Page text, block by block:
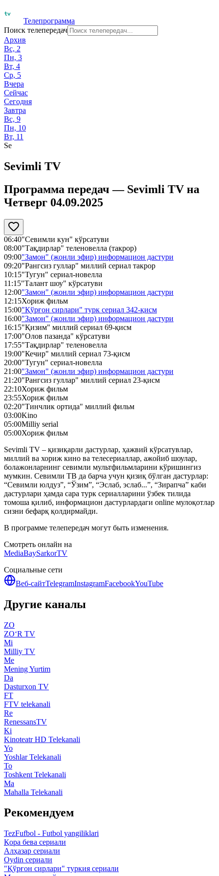
Телепрограмма
Поиск телепередач
Архив
Вс, 2
Пн, 3
Вт, 4
Ср, 5
Вчера
Сейчас
Сегодня
Завтра
Вс, 9
Пн, 10
Вт, 11
Se
Sevimli TV
Программа передач — Sevimli TV на
Четверг 04.09.2025
06:40"Севимли кун" кўрсатуви
08:00"Тақдирлар" теленовелла (такрор)
09:00"Замон" (жонли эфир) информацион дастури
09:20"Рангсиз гуллар" миллий сериал такрор
10:15"Тугун" сериал-новелла
11:15"Талант шоу" кўрсатуви
12:00"Замон" (жонли эфир) информацион дастури
12:15Хориж фильм
15:00"Қўрғон сирлари" турк сериал 342-қисм
16:00"Замон" (жонли эфир) информацион дастури
16:15"Қизим" миллий сериал 69-қисм
17:00"Олов пазанда" кўрсатуви
17:55"Тақдирлар" теленовелла
19:00"Кечир" миллий сериал 73-қисм
20:00"Тугун" сериал-новелла
21:00"Замон" (жонли эфир) информацион дастури
21:20"Рангсиз гуллар" миллий сериал 23-қисм
22:10Хориж фильм
23:55Хориж фильм
02:20"Тинчлик ортида" миллий фильм
03:00Kino
05:00Milliy serial
05:00Хориж фильм
Sevimli TV – қизиқарли дастурлар, ҳажвий кўрсатувлар,
миллий ва хориж кино ва телесериаллар, ажойиб шоулар,
болажонларнинг севимли мультфильмларини кўришингиз
мумкин. Севимли ТВ да барча учун қизиқ бўлган дастурлар:
“Севимли юлдуз”, “Ўзим”, “Эслаб, эслаб...”, “Зирапча” каби
дастурлари ҳамда сара турк сериалларини ўзбек тилида
томоша қилиб, информацион дастурлардаги online мулоқотлар
сизни бефарқ қолдирмайди.
В программе телепередач могут быть изменения.
Смотреть онлайн на
MediaBaySarkorTV
Социальные сети
Веб-сайтTelegramInstagramFacebookYouTube
Другие каналы
ZO
ZO‘R TV
Mi
Milliy TV
Me
Mening Yurtim
Da
Dasturxon TV
FT
FTV telekanali
Re
RenessansTV
Ki
Kinoteatr HD Telekanali
Yo
Yoshlar Telekanali
To
Toshkent Telekanali
Ma
Mahalla Telekanali
Рекомендуем
TezFufbol - Futbol yangiliklari
Қора бева сериали
Алҳазар сериали
Oydin сериали
"Қўрғон сирлари" туркия сериали